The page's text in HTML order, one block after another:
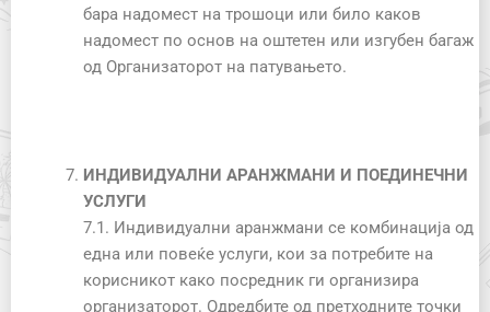
бара надомест на трошоци или било какoв
надомест по основ на оштетен или изгубен багаж
од Организаторот на патувањето.
ИНДИВИДУАЛНИ АРАНЖМАНИ И ПОЕДИНЕЧНИ
УСЛУГИ
7.1. Индивидуални аранжмани се комбинација од
една или повеќе услуги, кои за потребите на
корисникот како посредник ги организира
организаторот. Одредбите од претходните точки